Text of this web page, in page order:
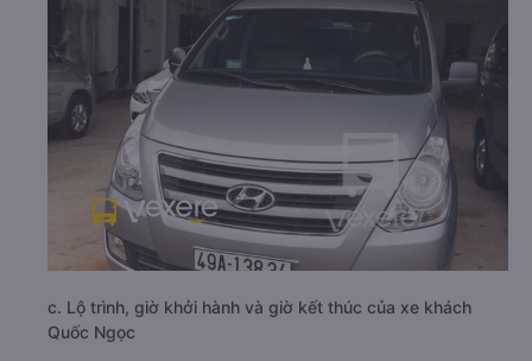
c. Lộ trình, giờ khởi hành và giờ kết thúc của xe khách
Quốc Ngọc